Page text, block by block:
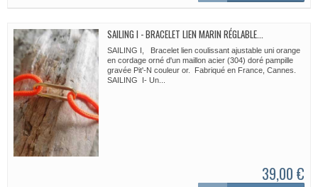
SAILING I - BRACELET LIEN MARIN RÉGLABLE...
SAILING I, Bracelet lien coulissant ajustable uni orange
en cordage orné d'un maillon acier (304) doré pampille
gravée Pit'-N couleur or. Fabriqué en France, Cannes.
SAILING I- Un...
39,00 €